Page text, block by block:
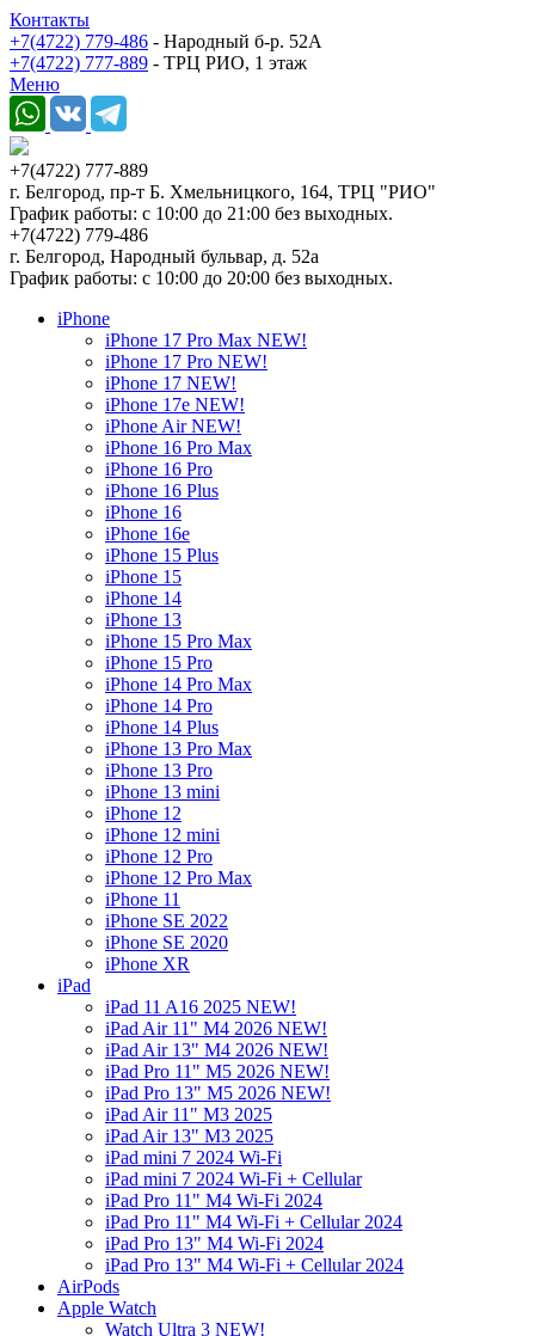
Контакты
+7(4722) 779-486 - Народный б-р. 52А
+7(4722) 777-889 - ТРЦ РИО, 1 этаж
Меню
+7(4722) 777-889
г. Белгород, пр-т Б. Хмельницкого, 164, ТРЦ "РИО"
График работы: с 10:00 до 21:00 без выходных.
+7(4722) 779-486
г. Белгород, Народный бульвар, д. 52а
График работы: с 10:00 до 20:00 без выходных.
iPhone
iPhone 17 Pro Max NEW!
iPhone 17 Pro NEW!
iPhone 17 NEW!
iPhone 17e NEW!
iPhone Air NEW!
iPhone 16 Pro Max
iPhone 16 Pro
iPhone 16 Plus
iPhone 16
iPhone 16e
iPhone 15 Plus
iPhone 15
iPhone 14
iPhone 13
iPhone 15 Pro Max
iPhone 15 Pro
iPhone 14 Pro Max
iPhone 14 Pro
iPhone 14 Plus
iPhone 13 Pro Max
iPhone 13 Pro
iPhone 13 mini
iPhone 12
iPhone 12 mini
iPhone 12 Pro
iPhone 12 Pro Max
iPhone 11
iPhone SE 2022
iPhone SE 2020
iPhone XR
iPad
iPad 11 A16 2025 NEW!
iPad Air 11" M4 2026 NEW!
iPad Air 13" M4 2026 NEW!
iPad Pro 11" M5 2026 NEW!
iPad Pro 13" M5 2026 NEW!
iPad Air 11" M3 2025
iPad Air 13" M3 2025
iPad mini 7 2024 Wi-Fi
iPad mini 7 2024 Wi-Fi + Cellular
iPad Pro 11" M4 Wi-Fi 2024
iPad Pro 11" M4 Wi-Fi + Cellular 2024
iPad Pro 13" M4 Wi-Fi 2024
iPad Pro 13" M4 Wi-Fi + Cellular 2024
AirPods
Apple Watch
Watch Ultra 3 NEW!